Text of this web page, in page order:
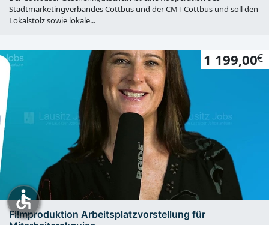
Stadtmarketingverbandes Cottbus und der CMT Cottbus und soll den
Lokalstolz sowie lokale...
1 199,00€
Filmproduktion Arbeitsplatzvorstellung für
accessible